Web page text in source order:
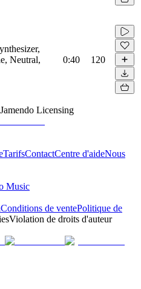
Neutral,
0:40 120
Jamendo Licensing
TarifsContactCentre d'aideNous
Music
Conditions de ventePolitique de
Violation de droits d'auteur